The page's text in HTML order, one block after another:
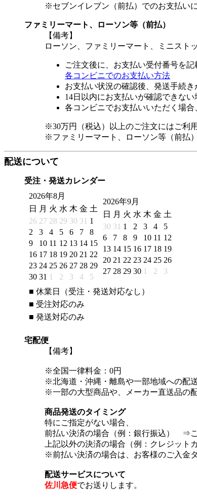
※セブンイレブン（前払）でのお支払い
ファミリーマート、ローソン等（前払）
【備考】
ローソン、ファミリーマート、ミニスト
ご注文後に、お支払い受付番号を
各コンビニでのお支払い方法
お支払い状況の確認後、発送手続
14日以内にお支払いが確認できな
各コンビニでお支払いいただく場合
※30万円（税込）以上のご注文にはご利
※ファミリーマート、ローソン等（前払
配送について
受注・発送カレンダー
2026年8月
日
月 火 水 木 金 土
26 27 28 29 30 31 1
2
3 4 5 6 7
8
9
10 11 12 13 14 15
16 17 18 19 20 21 22
23 24 25 26 27 28 29
30 31 1 2 3 4 5
2026年9月
日
月 火 水 木 金 土
30 31 1 2 3 4
5
6
7 8 9 10 11 12
13 14 15 16 17 18 19
20 21 22 23 24 25 26
27 28 29 30 1 2 3
■ 休業日（受注・発送対応なし）
■ 受注対応のみ
■ 発送対応のみ
宅配便
【備考】
※全国一律料金：0円
※北海道・沖縄・離島や一部地域への配
※一部の大型商品や、メーカー直送品の
商品発送のタイミング
特にご指定がない場合、
前払い決済の場合（例：銀行振込） ⇒ご
上記以外の決済の場合（例：クレジッ
※前払い決済の場合は、お客様のご入金
配送サービスについて
佐川急便でお送りします。